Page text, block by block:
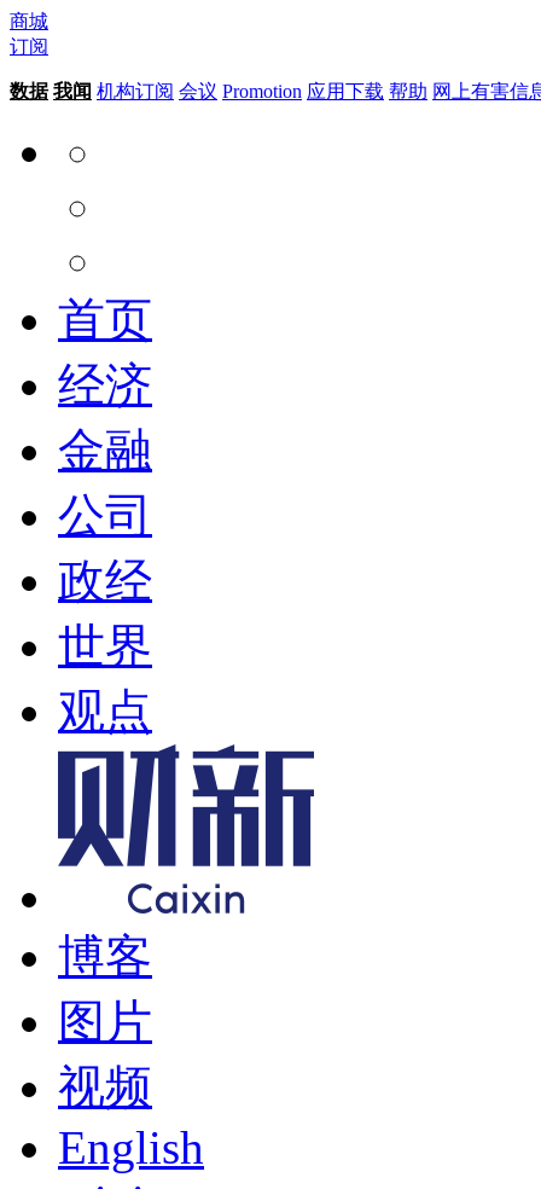
商城
订阅
数据 我闻 机构订阅 会议 Promotion 应用下载 帮助 网上有害信
首页
经济
金融
公司
政经
世界
观点
博客
图片
视频
English